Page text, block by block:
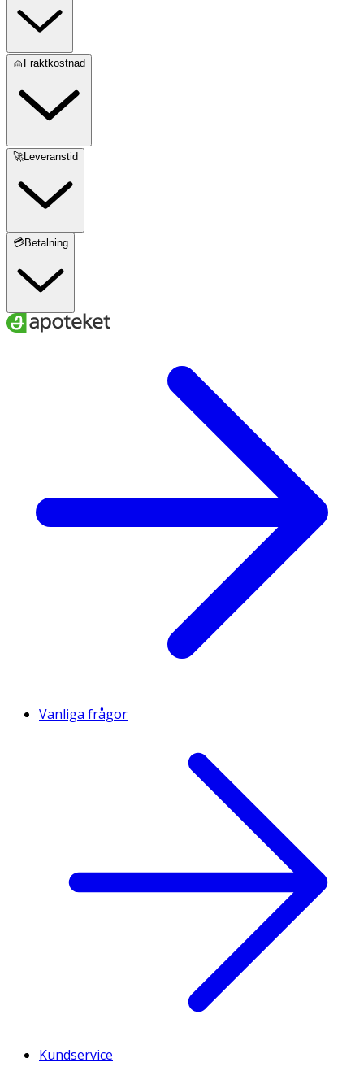
🧺Fraktkostnad
🚀Leveranstid
💳Betalning
Vanliga frågor
Kundservice